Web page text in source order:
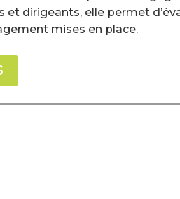
et dirigeants, elle permet
mises en place.